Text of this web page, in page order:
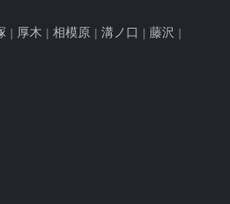
厚木 相模原 溝ノ口 藤沢